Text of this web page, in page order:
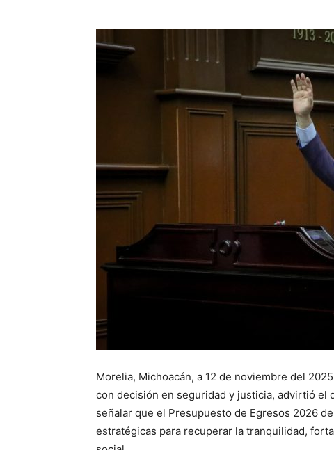
Morelia, Michoacán, a 12 de noviembre del
con decisión en seguridad y justicia, advirtió el
señalar que el Presupuesto de Egresos 2026
estratégicas para recuperar la tranquilidad,